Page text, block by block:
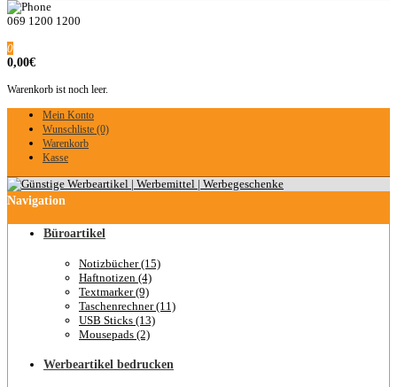
069 1200 1200
0
0,00€
Warenkorb ist noch leer.
Mein Konto
Wunschliste (0)
Warenkorb
Kasse
Navigation
Büroartikel
Notizbücher (15)
Haftnotizen (4)
Textmarker (9)
Taschenrechner (11)
USB Sticks (13)
Mousepads (2)
Werbeartikel bedrucken